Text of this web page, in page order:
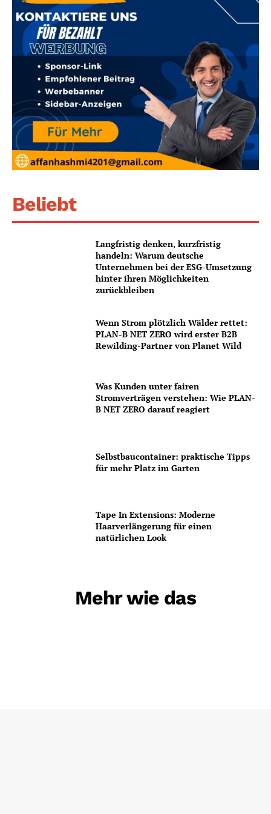
Beliebt
Langfristig denken, kurzfristig
handeln: Warum deutsche
Unternehmen bei der ESG-Umsetzung
hinter ihren Möglichkeiten
zurückbleiben
Wenn Strom plötzlich Wälder rettet:
PLAN-B NET ZERO wird erster B2B
Rewilding-Partner von Planet Wild
Was Kunden unter fairen
Stromverträgen verstehen: Wie PLAN-
B NET ZERO darauf reagiert
Selbstbaucontainer: praktische Tipps
für mehr Platz im Garten
Tape In Extensions: Moderne
Haarverlängerung für einen
natürlichen Look
Mehr wie das